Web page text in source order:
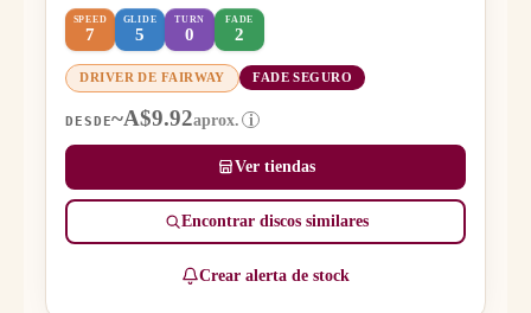
SPEED
7
GLIDE
5
TURN
0
FADE
2
DRIVER DE FAIRWAY FADE SEGURO
DESDE~A$9.92aprox. i
Ver tiendas
Encontrar discos similares
Crear alerta de stock